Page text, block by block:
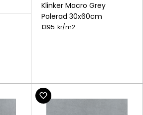
Klinker Macro Grey
Polerad 30x60cm
1395 kr/m2